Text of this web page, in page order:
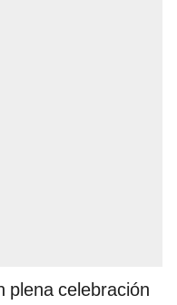
plena celebración